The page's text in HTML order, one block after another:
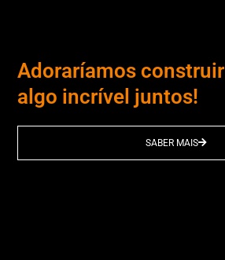
Adoraríamos construir
algo incrível juntos!
SABER MAIS